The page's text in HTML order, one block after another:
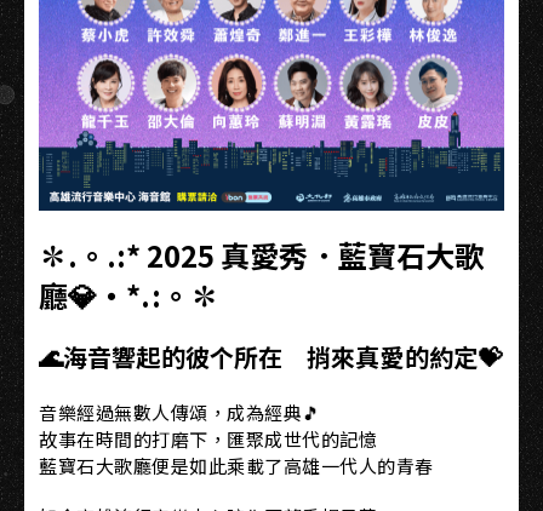
✽.。.:* 2025 真愛秀．藍寶石大歌
廳💎・*.:。✽
🌊海音響起的彼个所在 捎來真愛的約定💝
音樂經過無數人傳頌，成為經典🎵
故事在時間的打磨下，匯聚成世代的記憶
藍寶石大歌廳便是如此乘載了高雄一代人的青春